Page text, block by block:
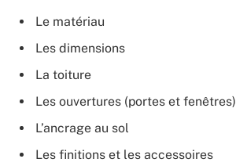
Le matériau
Les dimensions
La toiture
Les ouvertures (portes et fenêtres)
L’ancrage au sol
Les finitions et les accessoires